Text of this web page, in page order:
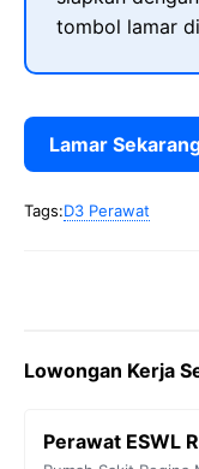
tombol lamar
Lamar
Tags:D3 Perawat
Lowongan Kerja
Perawat ESWL